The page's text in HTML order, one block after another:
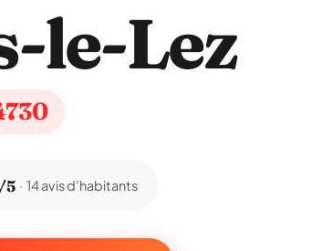
le-Lez
5 14 avis d'habitants